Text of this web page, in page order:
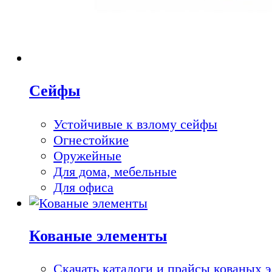
Сейфы
Устойчивые к взлому сейфы
Огнестойкие
Оружейные
Для дома, мебельные
Для офиса
Кованые элементы
Скачать каталоги и прайсы кованых